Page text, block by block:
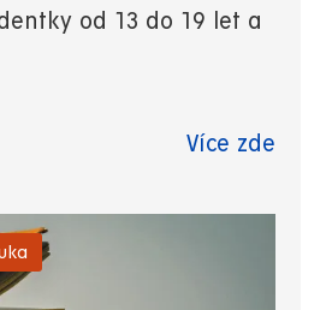
od 13 do 19 let a
Více zde